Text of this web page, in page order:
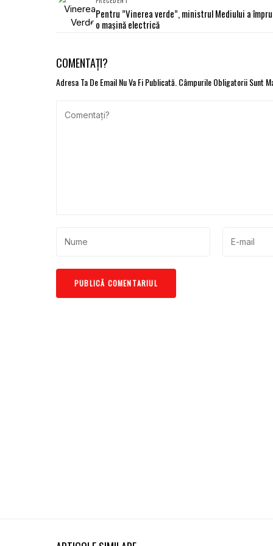
Pentru ”Vinerea verde”, ministrul Mediului a
o mașină electrică
COMENTAȚI?
Adresa Ta De Email Nu Va Fi Publicată. Câmpurile Obligatorii Sunt